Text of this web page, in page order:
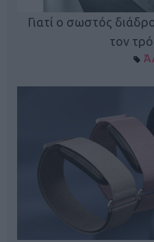
Γιατί ο σωστός
τον